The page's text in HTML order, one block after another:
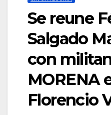
Se reune
Salgado
con
MORENA
Florencio